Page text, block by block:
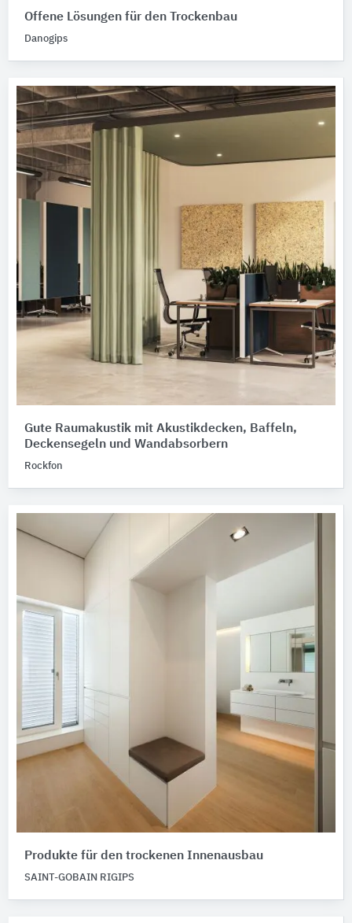
Offene Lösungen für den Trockenbau
Danogips
Gute Raumakustik mit Akustikdecken, Baffeln,
Deckensegeln und Wandabsorbern
Rockfon
Produkte für den trockenen Innenausbau
SAINT-GOBAIN RIGIPS